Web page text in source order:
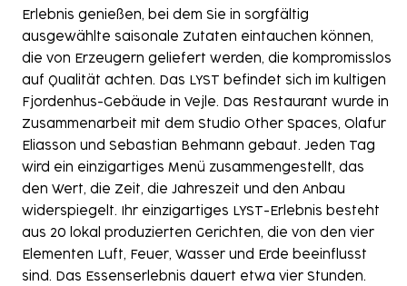
Erlebnis genießen, bei dem Sie in sorgfältig
ausgewählte saisonale Zutaten eintauchen können,
die von Erzeugern geliefert werden, die kompromisslos
auf Qualität achten. Das LYST befindet sich im kultigen
Fjordenhus-Gebäude in Vejle. Das Restaurant wurde in
Zusammenarbeit mit dem Studio Other Spaces, Olafur
Eliasson und Sebastian Behmann gebaut. Jeden Tag
wird ein einzigartiges Menü zusammengestellt, das
den Wert, die Zeit, die Jahreszeit und den Anbau
widerspiegelt. Ihr einzigartiges LYST-Erlebnis besteht
aus 20 lokal produzierten Gerichten, die von den vier
Elementen Luft, Feuer, Wasser und Erde beeinflusst
sind. Das Essenserlebnis dauert etwa vier Stunden.